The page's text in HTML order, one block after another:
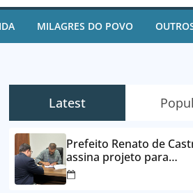
MILAGRES DO POVO
Latest
Prefeito Renato de
assina projeto para
desbloqueio de contas e
parcelamento de dívidas